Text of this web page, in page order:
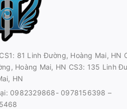
81 Linh Đường, Hoàng Mai, HN
Hoàng Mai, HN CS3: 135 Linh
HN
0982329868- 0978156398 –